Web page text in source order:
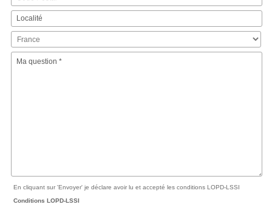
En cliquant sur 'Envoyer' je déclare avoir lu et accepté les conditions LOPD-LSSI
Conditions LOPD-LSSI